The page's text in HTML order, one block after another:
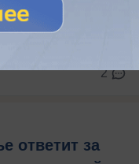
2
ответит за